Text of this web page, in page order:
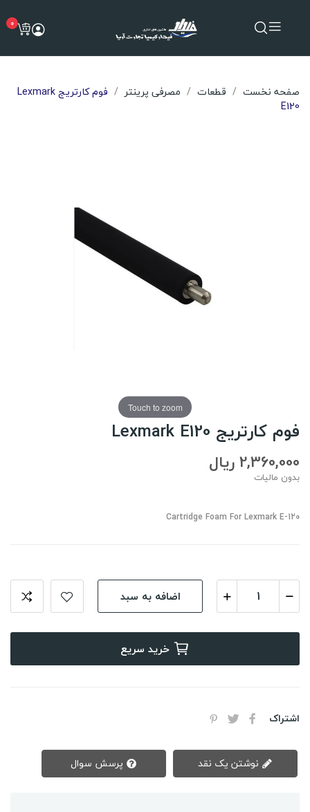
0
صفحه نخست قطعات مصرفی پرینتر
فوم کارتریج Lexmark
E120
Touch to zoom
فوم کارتریج Lexmark E120
2,360,000 ریال
بدون مالیات
Cartridge Foam For Lexmark E-120
اضافه به سبد
خرید سریع
اشتراک